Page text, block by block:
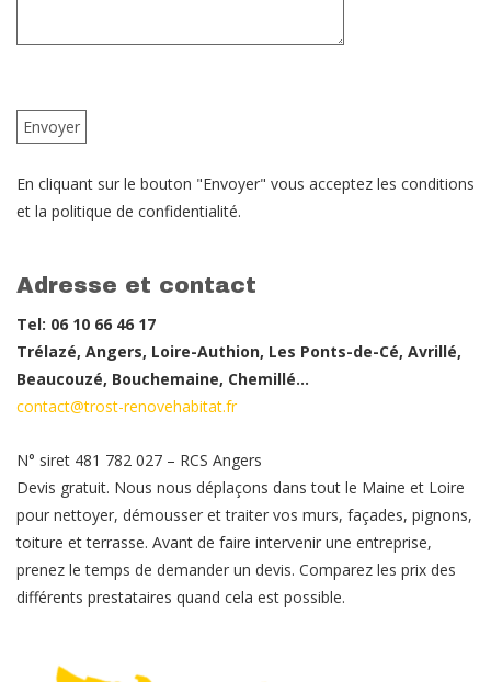
En cliquant sur le bouton "Envoyer" vous acceptez les conditions
et la politique de confidentialité.
Adresse et contact
Tel: 06 10 66 46 17
Trélazé, Angers, Loire-Authion, Les Ponts-de-Cé, Avrillé,
Beaucouzé, Bouchemaine, Chemillé…
contact@trost-renovehabitat.fr
N° siret 481 782 027 – RCS Angers
Devis gratuit. Nous nous déplaçons dans tout le Maine et Loire
pour nettoyer, démousser et traiter vos murs, façades, pignons,
toiture et terrasse. Avant de faire intervenir une entreprise,
prenez le temps de demander un devis. Comparez les prix des
différents prestataires quand cela est possible.